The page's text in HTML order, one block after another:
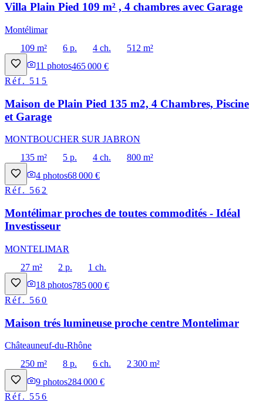
Villa Plain Pied 109 m² , 4 chambres avec Garage
Montélimar
109 m²
6 p. 4 ch.
512 m²
11 photos465 000 €
Réf. 515
Maison de Plain Pied 135 m2, 4 Chambres, Piscine
et Garage
MONTBOUCHER SUR JABRON
135 m²
5 p. 4 ch.
800 m²
4 photos68 000 €
Réf. 562
Montélimar proches de toutes commodités - Idéal
Investisseur
MONTELIMAR
27 m²
2 p.
1 ch.
18 photos785 000 €
Réf. 560
Maison trés lumineuse proche centre Montelimar
Châteauneuf-du-Rhône
250 m²
8 p. 6 ch.
2 300 m²
9 photos284 000 €
Réf. 556